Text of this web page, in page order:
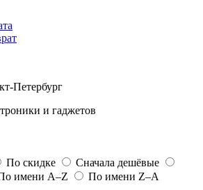
Петербург
и гаджетов
По скидке
Сначала дешёвые
имени A–Z
По имени Z–A